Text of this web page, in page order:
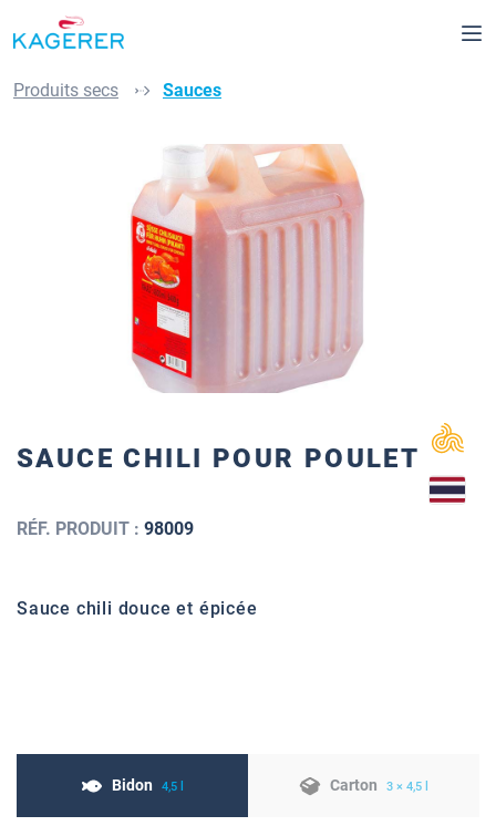
Passer au contenu principal
Produits secs Sauces
SAUCE CHILI POUR POULET
RÉF. PRODUIT : 98009
Sauce chili douce et épicée
Bidon 4,5 l Carton 3 × 4,5 l